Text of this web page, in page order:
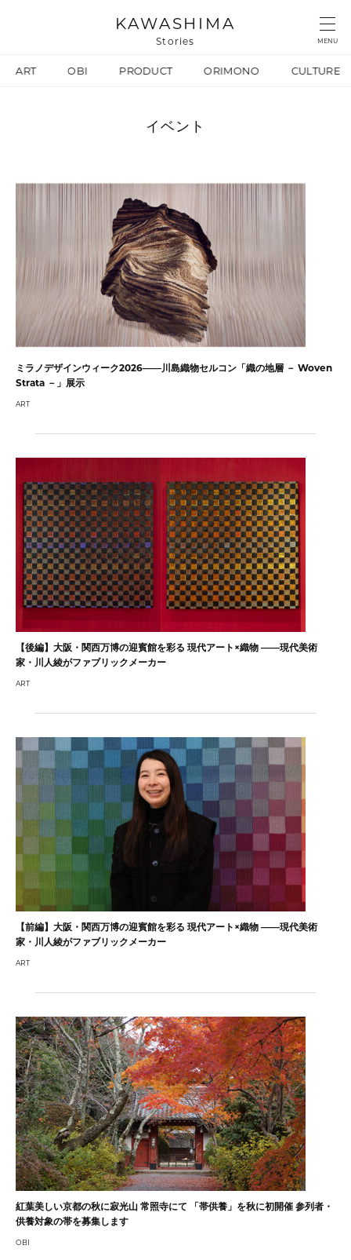
KAWASHIMA
Stories MENU
ART OBI PRODUCT ORIMONO CULTURE
イベント
ミラノデザインウィーク2026——川島織物セルコン「織の地層 － Woven
Strata －」展示
ART
【後編】大阪・関西万博の迎賓館を彩る 現代アート×織物 ――現代美術
家・川人綾がファブリックメーカー
ART
【前編】大阪・関西万博の迎賓館を彩る 現代アート×織物 ――現代美術
家・川人綾がファブリックメーカー
ART
紅葉美しい京都の秋に寂光山 常照寺にて 「帯供養」を秋に初開催 参列者・
供養対象の帯を募集します
OBI